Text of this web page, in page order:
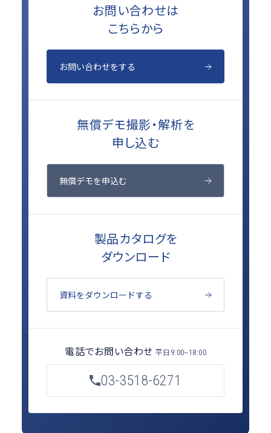
お問い合わせは
こちらから
お問い合わせをする
無償デモ撮影・解析を
申し込む
無償デモを申込む
製品カタログを
ダウンロード
資料をダウンロードする
電話でお問い合わせ 平日 9:00~18:00
03-3518-6271